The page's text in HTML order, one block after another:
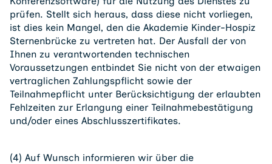
prüfen. Stellt sich heraus, dass diese nicht vorliegen,
ist dies kein Mangel, den die Akademie Kinder-Hospiz
Sternenbrücke zu vertreten hat. Der Ausfall der von
Ihnen zu verantwortenden technischen
Voraussetzungen entbindet Sie nicht von der etwaigen
vertraglichen Zahlungspflicht sowie der
Teilnahmepflicht unter Berücksichtigung der erlaubten
Fehlzeiten zur Erlangung einer Teilnahmebestätigung
und/oder eines Abschlusszertifikates.
(4) Auf Wunsch informieren wir über die